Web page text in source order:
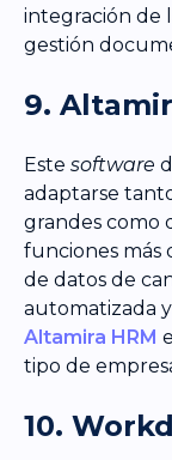
integración de
gestión
9.
Este software
adaptarse
grandes como
funciones más
de datos de
automatizada
Altamira HRM
tipo de
10.